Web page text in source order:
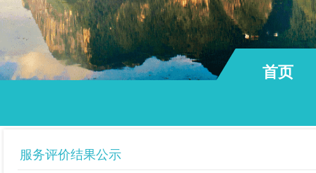
首页
服务评价结果公示